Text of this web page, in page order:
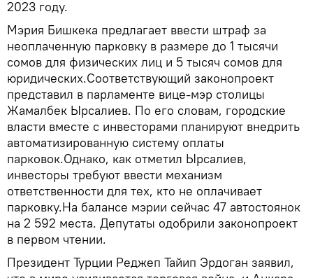
2023 году.
Мэрия Бишкека предлагает ввести штраф за
неоплаченную парковку в размере до 1 тысячи
сомов для физических лиц и 5 тысяч сомов для
юридических.Соответствующий законопроект
представил в парламенте вице-мэр столицы
Жамалбек Ырсалиев. По его словам, городские
власти вместе с инвесторами планируют внедрить
автоматизированную систему оплаты
парковок.Однако, как отметил Ырсалиев,
инвесторы требуют ввести механизм
ответственности для тех, кто не оплачивает
парковку.На балансе мэрии сейчас 47 автостоянок
на 2 592 места. Депутаты одобрили законопроект
в первом чтении.
Президент Турции Реджеп Тайип Эрдоган заявил,